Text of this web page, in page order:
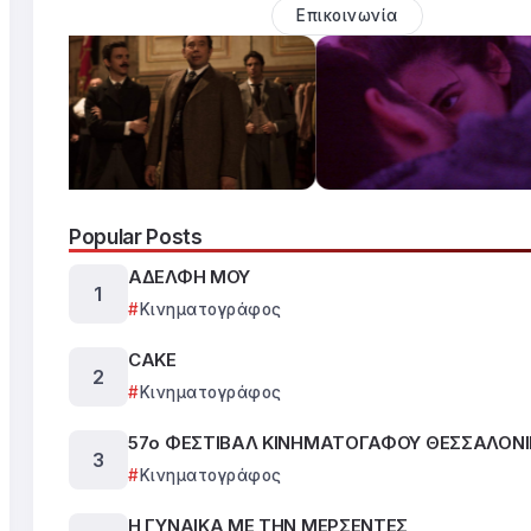
Επικοινωνία
Popular Posts
ΑΔΕΛΦΗ ΜΟΥ
Κινηματογράφος
CAKE
Κινηματογράφος
57ο ΦΕΣΤΙΒΑΛ ΚΙΝΗΜΑΤΟΓΑΦΟΥ
Κινηματογράφος
Η ΓΥΝΑΙΚΑ ΜΕ ΤΗΝ ΜΕΡΣΕΝΤΕΣ